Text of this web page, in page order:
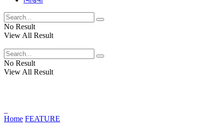
No Result
View All Result
No Result
View All Result
Home FEATURE